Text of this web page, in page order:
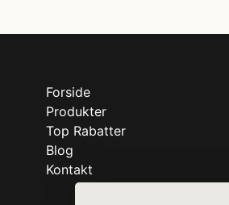
Forside
Produkter
Top Rabatter
Blog
Kontakt